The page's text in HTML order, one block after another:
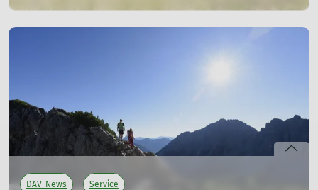
Ideen für aktive Familientage
DAV-News Service